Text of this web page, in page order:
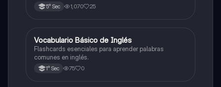
5° Sec 1,070 25
VInglés
Vocabulario Básico de Inglés
Flashcards esenciales para aprender palabras
comunes en inglés.
1° Sec 75 0